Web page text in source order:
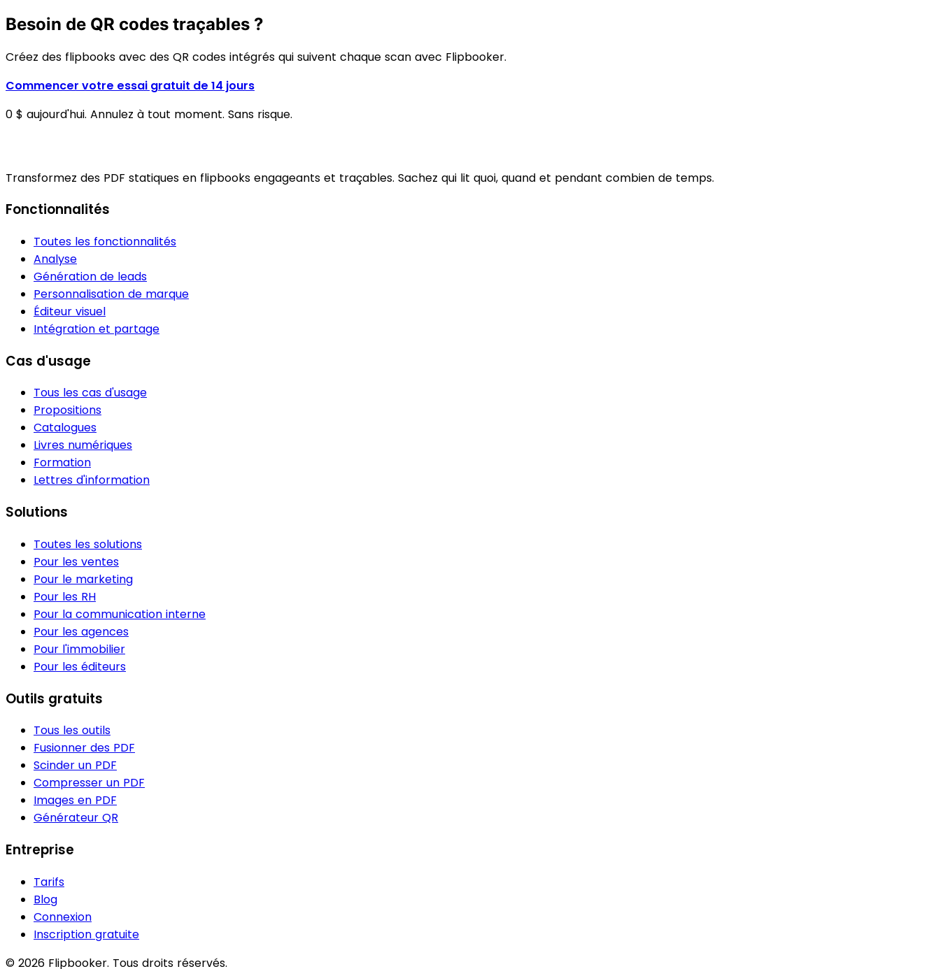
Besoin de QR codes traçables ?
Créez des flipbooks avec des QR codes intégrés qui suivent chaque scan avec Flipbooker.
Commencer votre essai gratuit de 14 jours
0 $ aujourd'hui. Annulez à tout moment. Sans risque.
Transformez des PDF statiques en flipbooks engageants et traçables. Sachez qui lit quoi, quand et pendant combien de temps.
Fonctionnalités
Toutes les fonctionnalités
Analyse
Génération de leads
Personnalisation de marque
Éditeur visuel
Intégration et partage
Cas d'usage
Tous les cas d'usage
Propositions
Catalogues
Livres numériques
Formation
Lettres d'information
Solutions
Toutes les solutions
Pour les ventes
Pour le marketing
Pour les RH
Pour la communication interne
Pour les agences
Pour l'immobilier
Pour les éditeurs
Outils gratuits
Tous les outils
Fusionner des PDF
Scinder un PDF
Compresser un PDF
Images en PDF
Générateur QR
Entreprise
Tarifs
Blog
Connexion
Inscription gratuite
© 2026 Flipbooker. Tous droits réservés.